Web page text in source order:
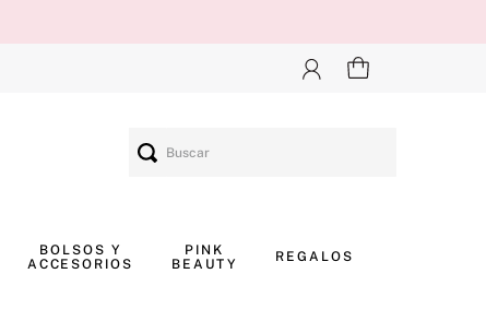
BOLSOS Y
ACCESORIOS
PINK
BEAUTY
REGALOS